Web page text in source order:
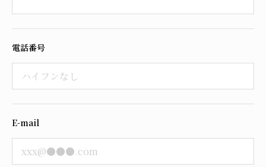
電話番号
E-mail